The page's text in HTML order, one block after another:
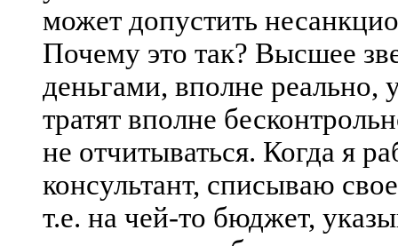
может допустить
Почему это так? Высшее
деньгами, вполне реально,
тратят вполне
не отчитываться. Когда я
консультант, списываю
т.е. на чей-то бюджет,